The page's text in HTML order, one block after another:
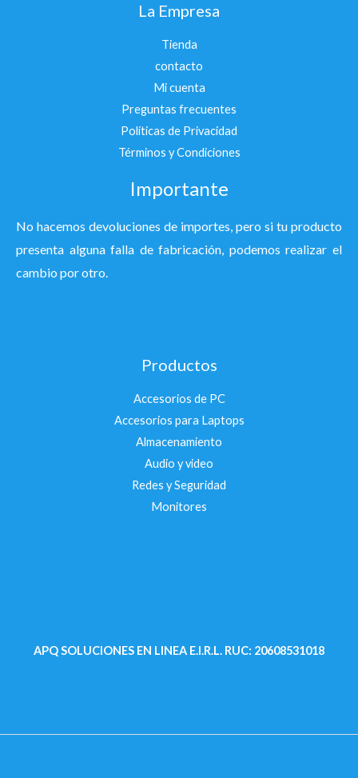
La Empresa
Tienda
contacto
Mi cuenta
Preguntas frecuentes
Políticas de Privacidad
Términos y Condiciones
Importante
No hacemos devoluciones de importes, pero si tu producto
presenta alguna falla de fabricación, podemos realizar el
cambio por otro.
Productos
Accesorios de PC
Accesorios para Laptops
Almacenamiento
Audio y video
Redes y Seguridad
Monitores
APQ SOLUCIONES EN LINEA E.I.R.L. RUC: 20608531018